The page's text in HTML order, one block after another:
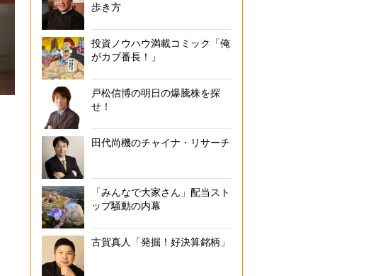
歩き方
投資ノウハウ満載コミック「俺
がカブ番長！」
戸松信博の明日の爆騰株を探
せ！
田代尚機のチャイナ・リサーチ
「みんなで大家さん」配当スト
ップ騒動の内幕
古賀真人「発掘！好決算銘柄」